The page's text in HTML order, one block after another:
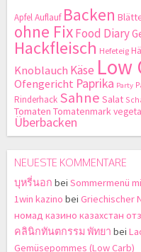
ApfelAuflauf Backen
ohne FixFood Diary
Hackfleisch Hefeteig
Knoblauch Käse Low
Ofengericht Paprika Party
Rinderhack Sahne Salat
Tomaten Tomatenmark
Überbacken
NEUESTE KOMMENTARE
บุหรี่นอก bei Sommermenü
1win kazino bei Griechischer
номад казино казахстан
คลินิกทันตกรรม พัทยา bei
Gemüsepommes (Low Carb)